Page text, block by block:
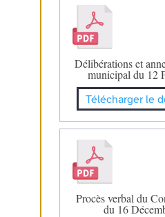
Délibérations et
municipal du 12
Télécharger le
Procès verbal du
du 16